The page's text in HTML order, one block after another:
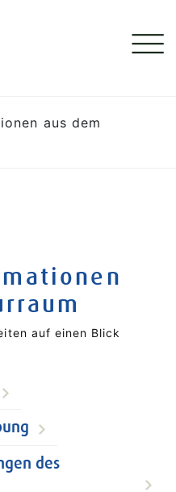
aus dem
auf einen Blick
des